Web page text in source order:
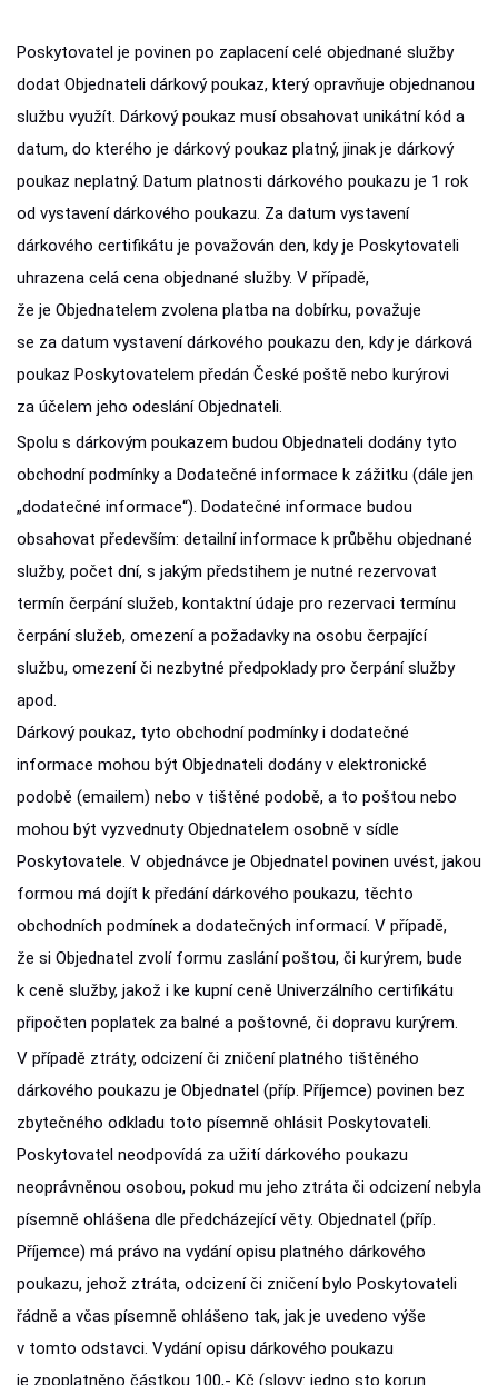
Poskytovatel je povinen po zaplacení celé objednané služby
dodat Objednateli dárkový poukaz, který opravňuje objednanou
službu využít. Dárkový poukaz musí obsahovat unikátní kód a
datum, do kterého je dárkový poukaz platný, jinak je dárkový
poukaz neplatný. Datum platnosti dárkového poukazu je 1 rok
od vystavení dárkového poukazu. Za datum vystavení
dárkového certifikátu je považován den, kdy je Poskytovateli
uhrazena celá cena objednané služby. V případě,
že je Objednatelem zvolena platba na dobírku, považuje
se za datum vystavení dárkového poukazu den, kdy je dárková
poukaz Poskytovatelem předán České poště nebo kurýrovi
za účelem jeho odeslání Objednateli.
Spolu s dárkovým poukazem budou Objednateli dodány tyto
obchodní podmínky a Dodatečné informace k zážitku (dále jen
„dodatečné informace“). Dodatečné informace budou
obsahovat především: detailní informace k průběhu objednané
služby, počet dní, s jakým předstihem je nutné rezervovat
termín čerpání služeb, kontaktní údaje pro rezervaci termínu
čerpání služeb, omezení a požadavky na osobu čerpající
službu, omezení či nezbytné předpoklady pro čerpání služby
apod.
Dárkový poukaz, tyto obchodní podmínky i dodatečné
informace mohou být Objednateli dodány v elektronické
podobě (emailem) nebo v tištěné podobě, a to poštou nebo
mohou být vyzvednuty Objednatelem osobně v sídle
Poskytovatele. V objednávce je Objednatel povinen uvést, jakou
formou má dojít k předání dárkového poukazu, těchto
obchodních podmínek a dodatečných informací. V případě,
že si Objednatel zvolí formu zaslání poštou, či kurýrem, bude
k ceně služby, jakož i ke kupní ceně Univerzálního certifikátu
připočten poplatek za balné a poštovné, či dopravu kurýrem.
V případě ztráty, odcizení či zničení platného tištěného
dárkového poukazu je Objednatel (příp. Příjemce) povinen bez
zbytečného odkladu toto písemně ohlásit Poskytovateli.
Poskytovatel neodpovídá za užití dárkového poukazu
neoprávněnou osobou, pokud mu jeho ztráta či odcizení nebyla
písemně ohlášena dle předcházející věty. Objednatel (příp.
Příjemce) má právo na vydání opisu platného dárkového
poukazu, jehož ztráta, odcizení či zničení bylo Poskytovateli
řádně a včas písemně ohlášeno tak, jak je uvedeno výše
v tomto odstavci. Vydání opisu dárkového poukazu